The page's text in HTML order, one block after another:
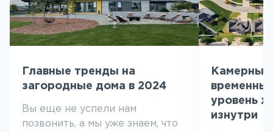
Главные тренды на
загородные дома в 2024
Вы еще не успели нам
позвонить, а мы уже знаем, что
Камерные
уровень
изнутри